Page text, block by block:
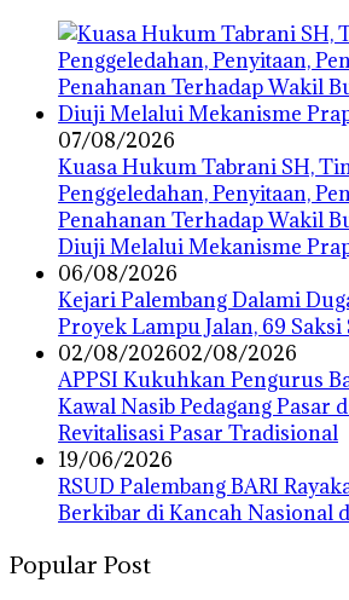
07/08/2026
‎Kuasa Hukum Tabrani SH,
Penggeledahan, Penyitaan,
Penahanan Terhadap Wakil
Diuji Melalui Mekanisme
06/08/2026
Kejari Palembang Dalami
Proyek Lampu Jalan, 69
02/08/202602/08/2026
APPSI Kukuhkan Pengurus
Kawal Nasib Pedagang Pasar
Revitalisasi Pasar Tradisional
19/06/2026
RSUD Palembang BARI
Berkibar di Kancah Nasional
Popular Post